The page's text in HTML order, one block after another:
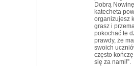
Dobrą
katecheta
organizujesz
grasz i
pokochać te
prawdy, że
swoich
często
się za nami!”.